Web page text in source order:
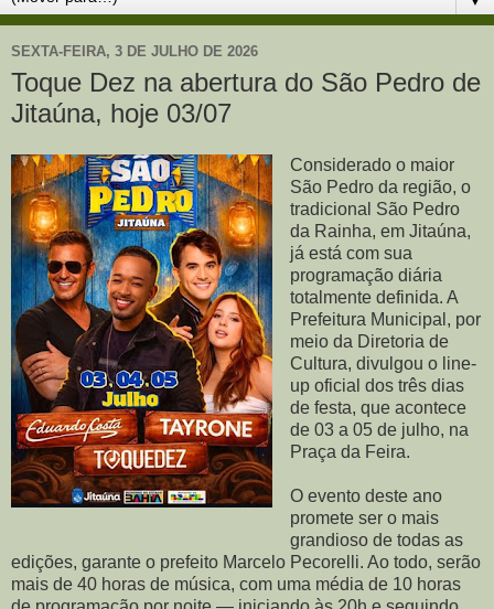
SEXTA-FEIRA, 3 DE JULHO DE 2026
Toque Dez na abertura do São Pedro de
Jitaúna, hoje 03/07
Considerado o maior
São Pedro da região, o
tradicional São Pedro
da Rainha, em Jitaúna,
já está com sua
programação diária
totalmente definida. A
Prefeitura Municipal, por
meio da Diretoria de
Cultura, divulgou o line-
up oficial dos três dias
de festa, que acontece
de 03 a 05 de julho, na
Praça da Feira.
O evento deste ano
promete ser o mais
grandioso de todas as
edições, garante o prefeito Marcelo Pecorelli. Ao todo, serão
mais de 40 horas de música, com uma média de 10 horas